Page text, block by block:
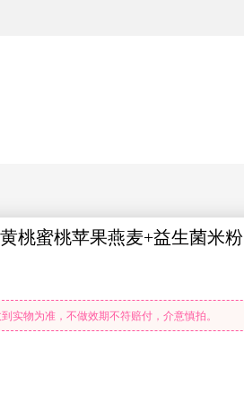
桃蜜桃苹果燕麦+益生菌米粉
实物为准，不做效期不符赔付，介意慎拍。